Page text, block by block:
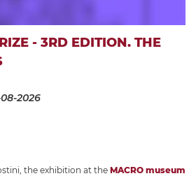
- 3RD EDITION. THE
2026
the exhibition at the MACRO museum